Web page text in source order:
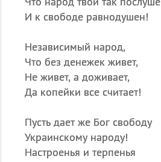
И к свободе равнодушен!
Независимый народ,
Что без денежек живет,
Не живет, а доживает,
Да копейки все считает!
Пусть дает же Бог свободу
Украинскому народу!
Настроенья и терпенья